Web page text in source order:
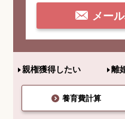
メー
親権獲得したい 離
養育費計算